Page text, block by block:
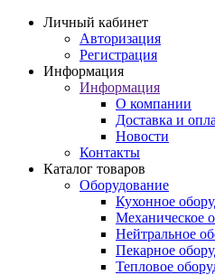
Личный кабинет
Авторизация
Регистрация
Информация
Информация
О компании
Доставка и
Новости
Контакты
Каталог товаров
Оборудование
Кухонное
Механическое
Нейтральное
Пекарное
Тепловое